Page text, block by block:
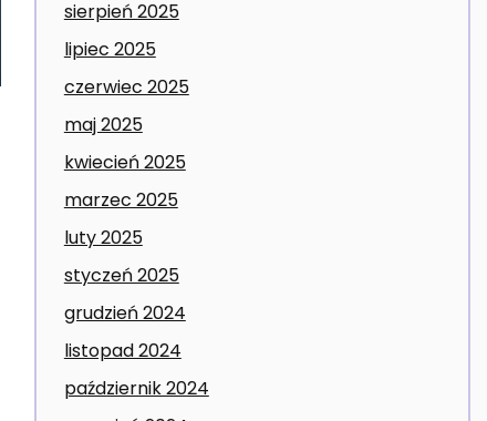
sierpień 2025
lipiec 2025
czerwiec 2025
maj 2025
kwiecień 2025
marzec 2025
luty 2025
styczeń 2025
grudzień 2024
listopad 2024
październik 2024